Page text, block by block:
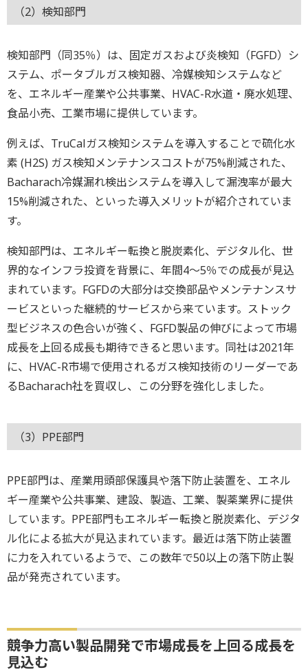
（2）検知部門
検知部門（同35％）は、固定ガスおよび炎検知（FGFD）シ
ステム、ポータブルガス検知器、冷媒検知システムなど
を、エネルギー産業や公共事業、HVAC-R水道・廃水処理、
食品小売、工業市場に提供しています。
例えば、TruCalガス検知システムを導入することで硫化水
素 (H2S) ガス検知メンテナンスコストが75%削減された、
Bacharach冷媒漏れ検出システムを導入して漏洩率が最大
15%削減された、といった導入メリットが紹介されていま
す。
検知部門は、エネルギー転換と脱炭素化、デジタル化、世
界的なインフラ投資を背景に、年間4～5％での成長が見込
まれています。FGFDの大部分は交換部品やメンテナンスサ
ービスといった継続的サービスから来ています。ストック
型ビジネスの色合いが強く、FGFD製品の伸びによって市場
成長を上回る成長も期待できると思います。同社は2021年
に、HVAC-R市場で使用されるガス検知技術のリーダーであ
るBacharach社を買収し、この分野を強化しました。
（3）PPE部門
PPE部門は、産業用頭部保護具や落下防止装置を、エネル
ギー産業や公共事業、建設、製造、工業、製薬業界に提供
しています。PPE部門もエネルギー転換と脱炭素化、デジタ
ル化による拡大が見込まれています。最近は落下防止装置
に力を入れているようで、この数年で50以上の落下防止製
品が発売されています。
競争力高い製品開発で市場成長を上回る成長を
見込む